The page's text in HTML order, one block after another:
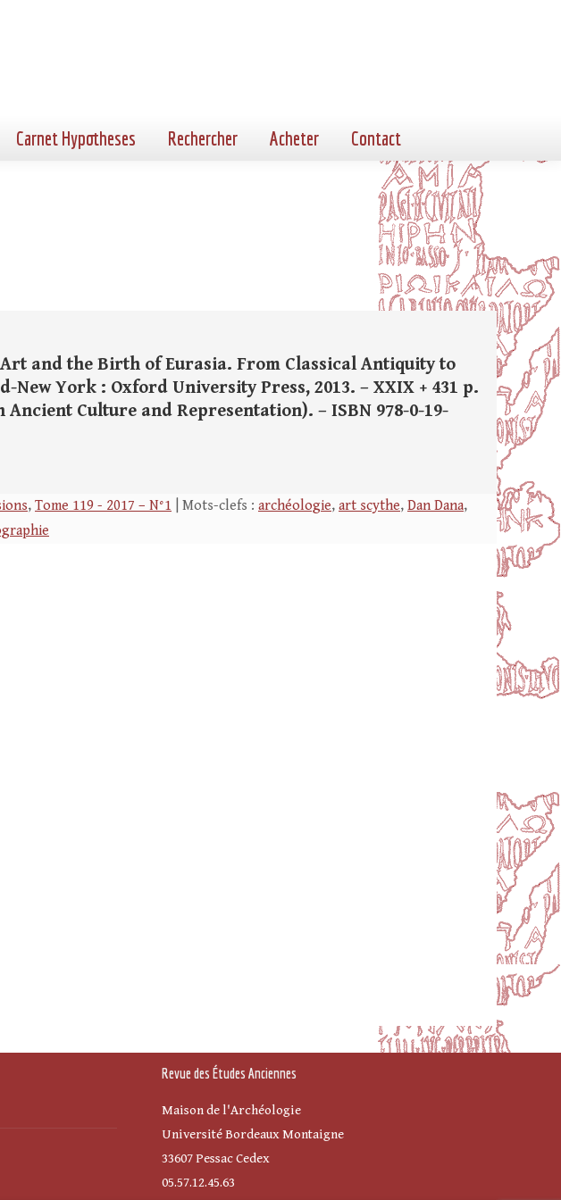
Carnet Hypotheses Rechercher Acheter Contact
and the Birth of Eurasia. From Classical Antiquity to
New York : Oxford University Press, 2013. – XXIX + 431 p.
Culture and Representation). – ISBN 978-0-19-
, Tome 119 - 2017 – N°1 | Mots-clefs : archéologie, art scythe, Dan Dana,
Revue des Études Anciennes
Maison de l'Archéologie
Université Bordeaux Montaigne
33607 Pessac Cedex
05.57.12.45.63